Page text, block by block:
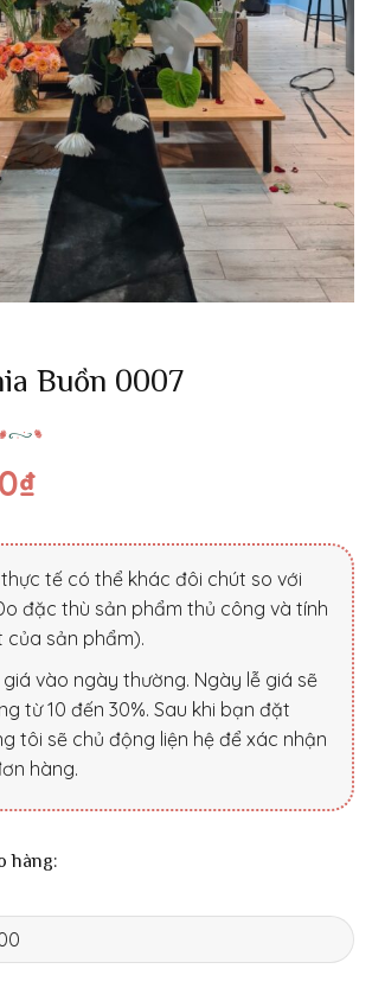
Buồn 0007
₫
tế có thể khác đôi chút so với
đặc thù sản phẩm thủ công và tính
của sản phẩm).
giá vào ngày thường. Ngày lễ giá sẽ
từ 10 đến 30%. Sau khi bạn đặt
tôi sẽ chủ động liện hệ để xác nhận
hàng.
hàng: